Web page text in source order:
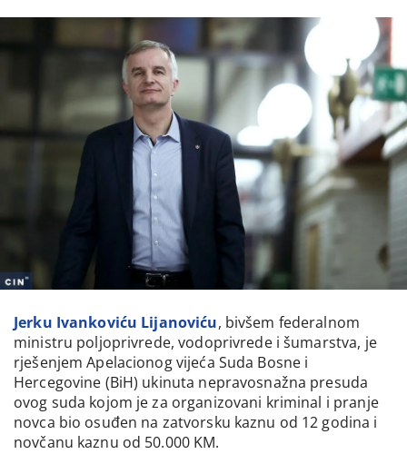
Jerku Ivankoviću Lijanoviću, bivšem federalnom
ministru poljoprivrede, vodoprivrede i šumarstva, je
rješenjem Apelacionog vijeća Suda Bosne i
Hercegovine (BiH) ukinuta nepravosnažna presuda
ovog suda kojom je za organizovani kriminal i pranje
novca bio osuđen na zatvorsku kaznu od 12 godina i
novčanu kaznu od 50.000 KM.